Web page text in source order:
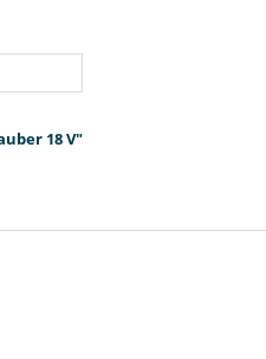
18 V"